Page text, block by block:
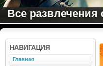
Все
НАВИГАЦИЯ
Главная